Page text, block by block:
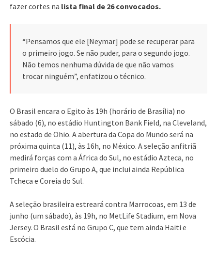
fazer cortes na lista final de 26 convocados.
“Pensamos que ele [Neymar] pode se recuperar para
o primeiro jogo. Se não puder, para o segundo jogo.
Não temos nenhuma dúvida de que não vamos
trocar ninguém”, enfatizou o técnico.
O Brasil encara o Egito às 19h (horário de Brasília) no
sábado (6), no estádio Huntington Bank Field, na Cleveland,
no estado de Ohio. A abertura da Copa do Mundo será na
próxima quinta (11), às 16h, no México. A seleção anfitriã
medirá forças com a África do Sul, no estádio Azteca, no
primeiro duelo do Grupo A, que inclui ainda República
Tcheca e Coreia do Sul.
A seleção brasileira estreará contra Marrocoas, em 13 de
junho (um sábado), às 19h, no MetLife Stadium, em Nova
Jersey. O Brasil está no Grupo C, que tem ainda Haiti e
Escócia.